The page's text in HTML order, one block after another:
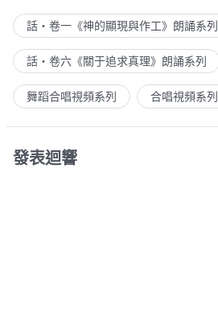
話・卷一《神的顯現與作工》朗誦系列
話・卷六《關于追求真理》朗誦系列
舞蹈合唱視頻系列 合唱視頻系列
發表迴響